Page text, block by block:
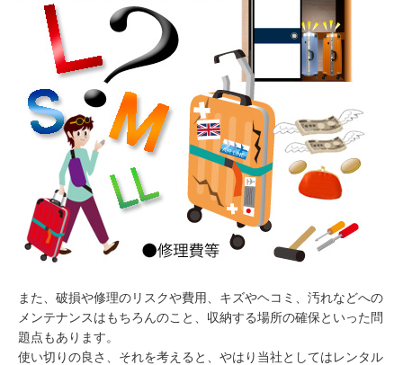
また、破損や修理のリスクや費用、キズやヘコミ、汚れなどへの
メンテナンスはもちろんのこと、収納する場所の確保といった問
題点もあります。
使い切りの良さ、それを考えると、やはり当社としてはレンタル